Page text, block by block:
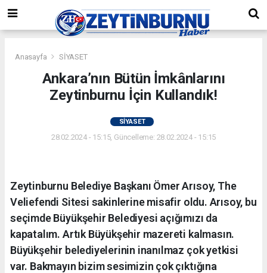
Anasayfa SİYASET
Ankara’nın Bütün İmkânlarını
Zeytinburnu İçin Kullandık!
SİYASET
28.02.2024 - 15:15, Güncelleme: 28.02.2024 - 15:15
Zeytinburnu Belediye Başkanı Ömer Arısoy, The
Veliefendi Sitesi sakinlerine misafir oldu. Arısoy, bu
seçimde Büyükşehir Belediyesi açığımızı da
kapatalım. Artık Büyükşehir mazereti kalmasın.
Büyükşehir belediyelerinin inanılmaz çok yetkisi
var. Bakmayın bizim sesimizin çok çıktığına